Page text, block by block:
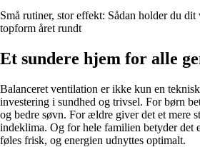
Små rutiner, stor effekt: Sådan holder du dit
topform året rundt
Et sundere hjem for alle
Balanceret ventilation er ikke kun en
investering i sundhed og trivsel. For børn
og bedre søvn. For ældre giver det et mere
indeklima. Og for hele familien betyder det
føles frisk, og energien udnyttes optimalt.